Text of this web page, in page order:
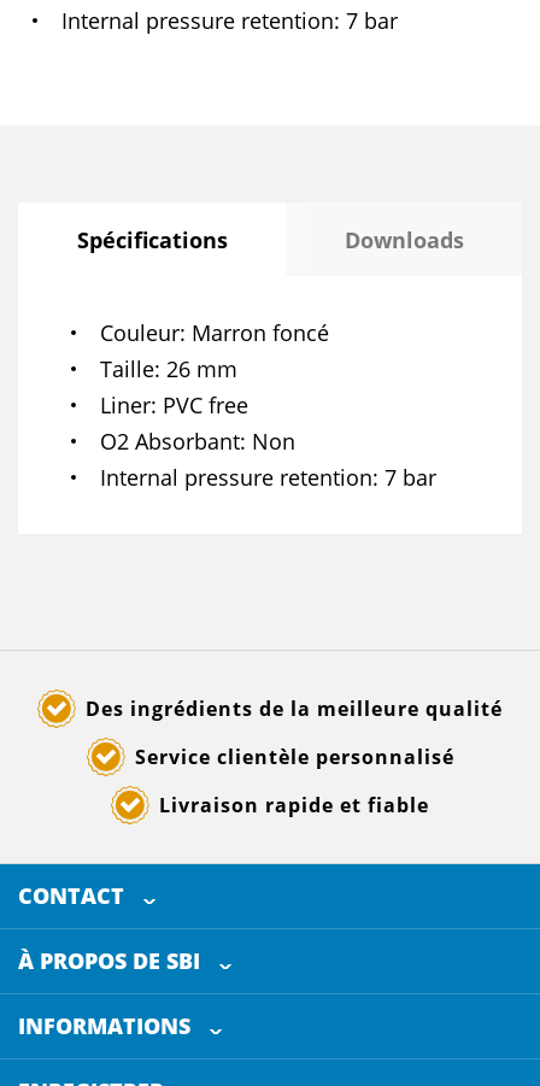
Internal pressure retention 7 bar
Spécifications Downloads
Couleur Marron foncé
Taille 26 mm
Liner PVC free
O2 Absorbant Non
Internal pressure retention 7 bar
Des ingrédients de la meilleure qualité
Service clientèle personnalisé
Livraison rapide et fiable
CONTACT
SELECTED BREWING INGREDIENTS
Doornhoek 3880
5465 TBVeghel
Les Pays-Bas
À PROPOS DE SBI
INFORMATIONS
Service clientèle